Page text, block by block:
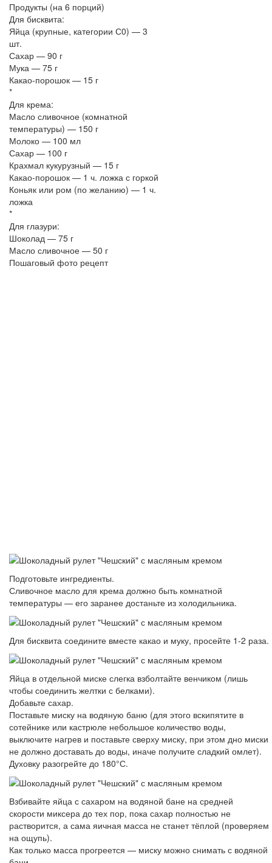
Продукты (на 6 порций)
Для бисквита:
Яйца (крупные, категории С0) — 3
шт.
Сахар — 90 г
Мука — 75 г
Какао-порошок — 15 г
*
Для крема:
Масло сливочное (комнатной
температуры) — 150 г
Молоко — 100 мл
Сахар — 100 г
Крахмал кукурузный — 15 г
Какао-порошок — 1 ч. ложка с горкой
Коньяк или ром (по желанию) — 1 ч.
ложка
*
Для глазури:
Шоколад — 75 г
Масло сливочное — 50 г
Пошаговый фото рецепт
Подготовьте ингредиенты.
Сливочное масло для крема должно быть комнатной
температуры — его заранее достаньте из холодильника.
Для бисквита соедините вместе какао и муку, просейте 1-2 раза.
Яйца в отдельной миске слегка взболтайте венчиком (лишь
чтобы соединить желтки с белками).
Добавьте сахар.
Поставьте миску на водяную баню (для этого вскипятите в
сотейнике или кастрюле небольшое количество воды,
выключите нагрев и поставьте сверху миску, при этом дно миски
не должно доставать до воды, иначе получите сладкий омлет).
Духовку разогрейте до 180°С.
Взбивайте яйца с сахаром на водяной бане на средней
скорости миксера до тех пор, пока сахар полностью не
растворится, а сама яичная масса не станет тёплой (проверяем
на ощупь).
Как только масса прогреется — миску можно снимать с водяной